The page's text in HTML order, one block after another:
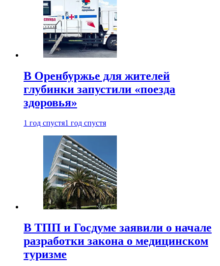
В Оренбуржье для жителей
глубинки запустили «поезда
здоровья»
1 год спустя1 год спустя
В ТПП и Госдуме заявили о начале
разработки закона о медицинском
туризме